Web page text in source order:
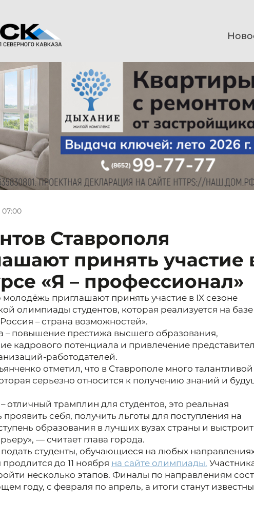
07:00
Ставрополя
принять участие
«Я – профессионал»
молодёжь приглашают принять участие в IX сезоне
олимпиады студентов, которая реализуется на базе
– страна возможностей».
– повышение престижа высшего образования,
кадрового потенциала и привлечение
работодателей.
отметил, что в Ставрополе много талантливой
серьезно относится к получению знаний и
отличный трамплин для студентов, это реальная
себя, получить льготы для поступления на
образования в лучших вузах страны и
— считает глава города.
подать студенты, обучающиеся на любых
до 11 ноября на сайте олимпиады.
несколько этапов. Финалы по направлениям
году, с февраля по апрель, а итоги станут